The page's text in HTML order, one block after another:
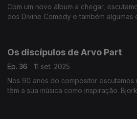
Com um novo álbum a chegar,
dos Divine Comedy e também
Os discípulos de Arvo Part
Ep. 36
11 set. 2025
Nos 90 anos do compositor escutamos
têm a sua música como inspiração.